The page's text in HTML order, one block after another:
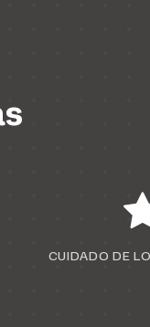
CUIDADO DE